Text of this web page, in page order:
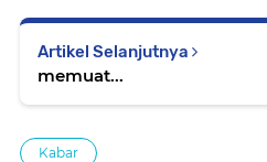
Artikel Selanjutnya
memuat...
Kabar